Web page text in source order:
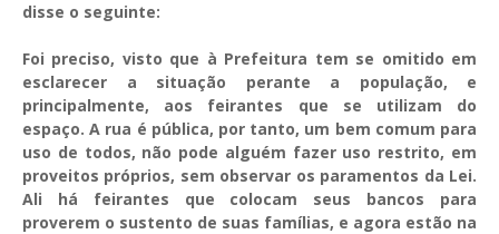
disse o seguinte:
Foi preciso, visto que à Prefeitura tem se omitido em
esclarecer a situação perante a população, e
principalmente, aos feirantes que se utilizam do
espaço. A rua é pública, por tanto, um bem comum para
uso de todos, não pode alguém fazer uso restrito, em
proveitos próprios, sem observar os paramentos da Lei.
Ali há feirantes que colocam seus bancos para
proverem o sustento de suas famílias, e agora estão na